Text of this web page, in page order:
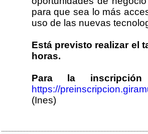
para que sea lo más
uso de las nuevas
Está previsto realizar el
horas.
Para la
https://
(Ines)